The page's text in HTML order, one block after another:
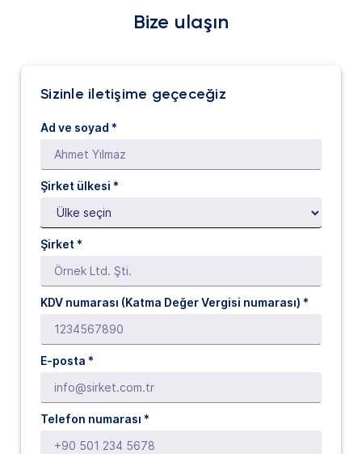
Bize ulaşın
Sizinle iletişime geçeceğiz
Ad ve soyad *
Şirket ülkesi *
Şirket *
KDV numarası (Katma Değer Vergisi numarası) *
E-posta *
Telefon numarası *